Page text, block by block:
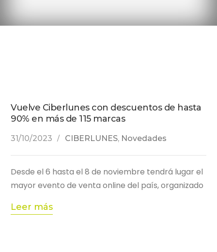
Vuelve Ciberlunes con descuentos de hasta
90% en más de 115 marcas
31/10/2023 CIBERLUNES, Novedades
Desde el 6 hasta el 8 de noviembre tendrá lugar el
mayor evento de venta online del país, organizado
Leer más